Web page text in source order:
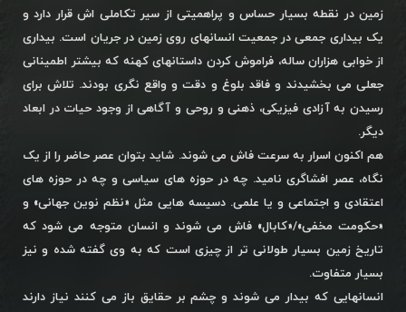
زمین در نقطه بسیار حساس و پراهمیتی از سیر تکاملی اش قرار دارد و
یک بیداری جمعی در جمعیت انسانهای روی زمین در جریان است. بیداری
از خوابی هزاران ساله، فراموش کردن داستانهای کهنه که بیشتر اطمینانی
جعلی می بخشیدند و فاقد بلوغ و دقت و واقع نگری بودند. تلاش برای
رسیدن به آزادی فیزیکی، ذهنی و روحی و آگاهی از وجود حیات در ابعاد
دیگر.
هم اکنون اسرار به سرعت فاش می شوند. شاید بتوان عصر حاضر را از یک
نگاه، عصر افشاگری نامید. چه در حوزه های سیاسی و چه در حوزه های
اعتقادی و اجتماعی و یا علمی. دسیسه هایی مثل «نظم نوین جهانی» و
«حکومت مخفی»/«کابال» فاش می شوند و انسان متوجه می شود که
تاریخ زمین بسیار طولانی تر از چیزی است که به وی گفته شده و نیز
بسیار متفاوت.
انسانهایی که بیدار می شوند و چشم بر حقایق باز می کنند نیاز دارند